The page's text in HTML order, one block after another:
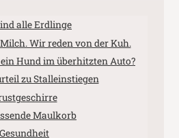
alle Erdlinge
Wir reden von der Kuh.
Hund im überhitzten Auto?
zu Stalleinstiegen
Maulkorb
Gesundheit